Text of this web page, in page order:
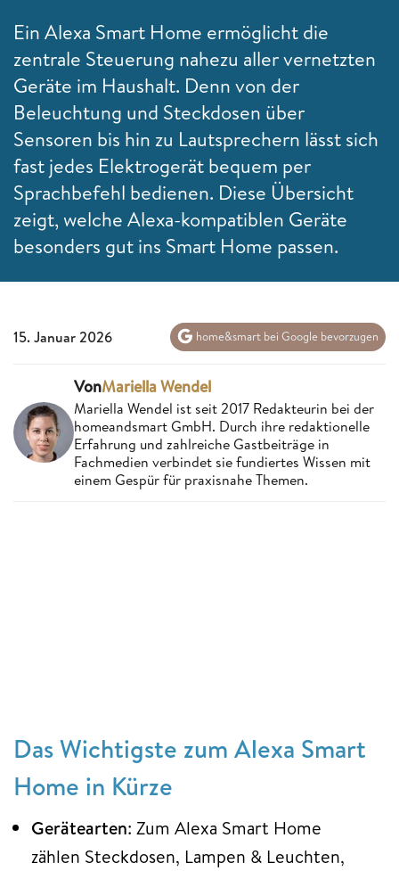
Ein Alexa Smart Home ermöglicht die
zentrale Steuerung nahezu aller vernetzten
Geräte im Haushalt. Denn von der
Beleuchtung und Steckdosen über
Sensoren bis hin zu Lautsprechern lässt sich
fast jedes Elektrogerät bequem per
Sprachbefehl bedienen. Diese Übersicht
zeigt, welche Alexa-kompatiblen Geräte
besonders gut ins Smart Home passen.
15. Januar 2026 home&smart bei Google bevorzugen
VonMariella Wendel
Mariella Wendel ist seit 2017 Redakteurin bei der
homeandsmart GmbH. Durch ihre redaktionelle
Erfahrung und zahlreiche Gastbeiträge in
Fachmedien verbindet sie fundiertes Wissen mit
einem Gespür für praxisnahe Themen.
Das Wichtigste zum Alexa Smart
Home in Kürze
Gerätearten: Zum Alexa Smart Home
zählen Steckdosen, Lampen & Leuchten,